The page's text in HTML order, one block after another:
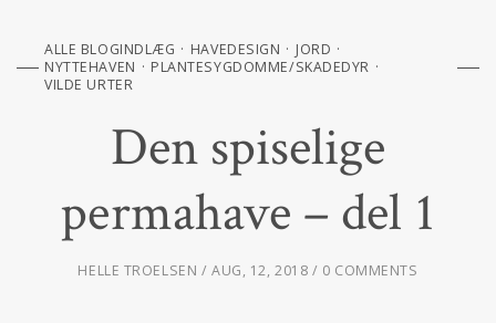
ALLE BLOGINDLÆG HAVEDESIGN
JORD
NYTTEHAVEN
PLANTESYGDOMME/SKADEDYR
VILDE URTER
Den spiselige
permahave – del 1
HELLE TROELSEN AUG, 12, 2018 0 COMMENTS